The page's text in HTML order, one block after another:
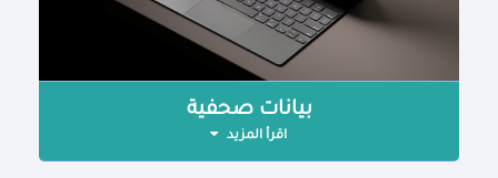
بيانات صحفية
اقرأ المزيد